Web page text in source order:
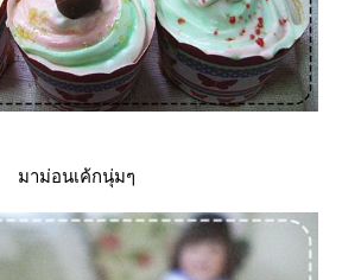
มาม่อนเค้กนุ่มๆ